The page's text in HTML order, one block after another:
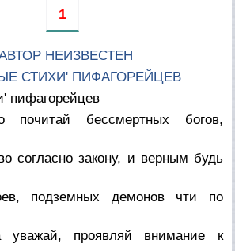
1
НЕИЗВЕСТЕН
СТИХИ' ПИФАГОРЕЙЦЕВ
пифагорейцев
почитай бессмертных богов,
согласно закону, и верным будь
подземных демонов чти по
проявляй внимание к